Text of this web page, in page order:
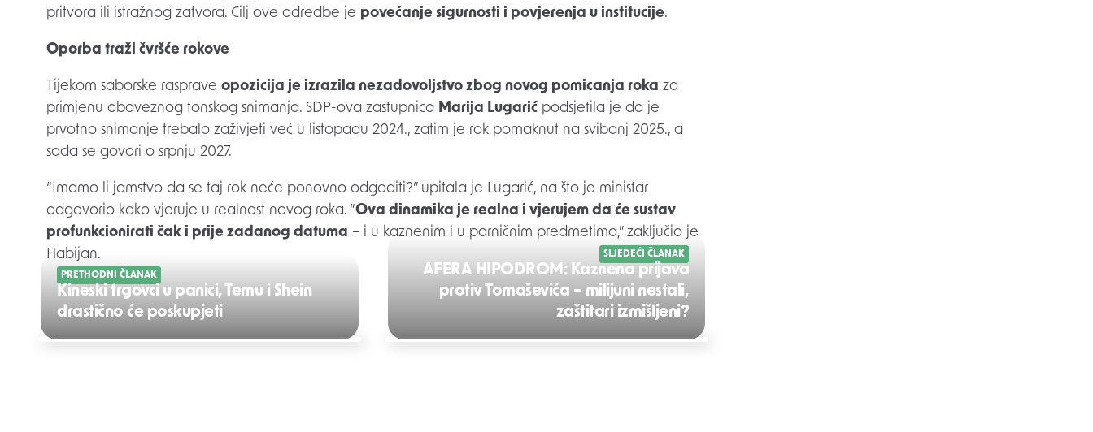
pritvora ili istražnog zatvora. Cilj ove odredbe je povećanje sigurnosti i povjerenja u institucije.
Oporba traži čvršće rokove
Tijekom saborske rasprave opozicija je izrazila nezadovoljstvo zbog novog pomicanja roka za
primjenu obaveznog tonskog snimanja. SDP-ova zastupnica Marija Lugarić podsjetila je da je
prvotno snimanje trebalo zaživjeti već u listopadu 2024., zatim je rok pomaknut na svibanj 2025., a
sada se govori o srpnju 2027.
“Imamo li jamstvo da se taj rok neće ponovno odgoditi?” upitala je Lugarić, na što je ministar
odgovorio kako vjeruje u realnost novog roka. “Ova dinamika je realna i vjerujem da će sustav
profunkcionirati čak i prije zadanog datuma – i u kaznenim i u parničnim predmetima,” zaključio je
Habijan.
Post
PRETHODNI ČLANAK
Kineski trgovci u panici, Temu i Shein
drastično će poskupjeti
SLJEDEĆI ČLANAK
AFERA HIPODROM: Kaznena prijava
protiv Tomaševića – milijuni nestali,
zaštitari izmišljeni?